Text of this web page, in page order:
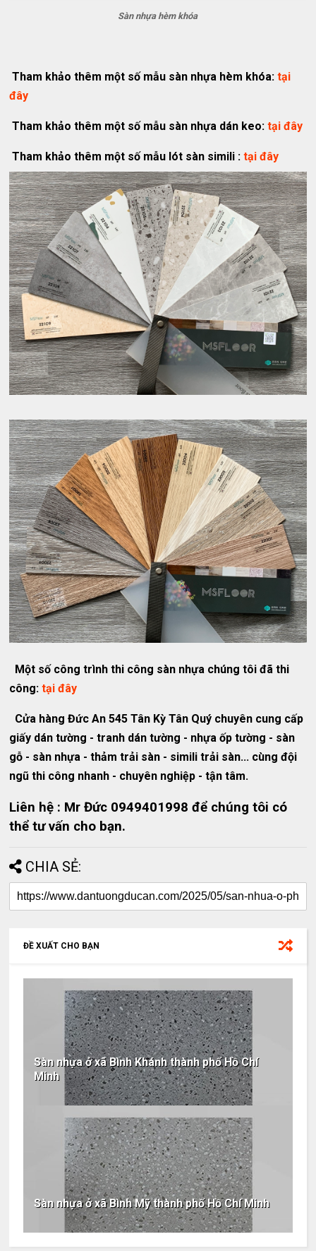
Sàn nhựa hèm khóa
Tham khảo thêm một số mẫu sàn nhựa hèm khóa:tại
đây
Tham khảo thêm một số mẫu sàn nhựa dán keo:tại đây
Tham khảo thêm một số mẫu lót sàn simili :tại đây
Một số công trình thi công sàn nhựa chúng tôi đã thi
công:tại đây
Cửa hàng Đức An 545 Tân Kỳ Tân Quý chuyên cung cấp
giấy dán tường - tranh dán tường - nhựa ốp tường - sàn
gỗ - sàn nhựa - thảm trải sàn - simili trải sàn... cùng đội
ngũ thi công nhanh - chuyên nghiệp - tận tâm.
Liên hệ : Mr Đức 0949401998 để chúng tôi có
thể tư vấn cho bạn.
CHIA SẺ:
ĐỀ XUẤT CHO BẠN
Sàn nhựa ở xã Bình Khánh thành phố Hồ Chí
Minh
Sàn nhựa ở xã Bình Mỹ thành phố Hồ Chí Minh